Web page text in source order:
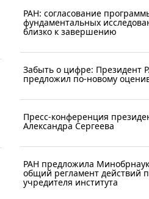
РАН: согласование
фундаментальных
близко к завершению
Забыть о цифре: Президент
предложил по-новому
Пресс-конференция
Александра Сергеева
РАН предложила
общий регламент действий
учредителя института